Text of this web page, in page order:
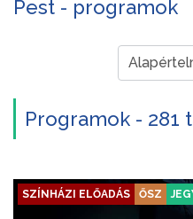
Pest - programok
Programok - 281
SZÍNHÁZI ELŐADÁS ŐSZ